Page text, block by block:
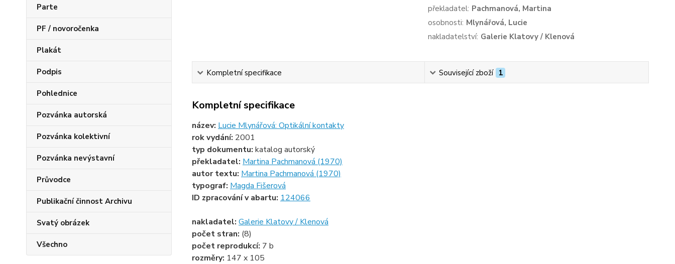
Parte
PF / novoročenka
Plakát
Podpis
Pohlednice
Pozvánka autorská
Pozvánka kolektivní
Pozvánka nevýstavní
Průvodce
Publikační činnost Archivu
Svatý obrázek
Všechno
překladatel: Pachmanová, Martina
osobnosti: Mlynářová, Lucie
nakladatelství: Galerie Klatovy / Klenová
Kompletní specifikace Související zboží 1
Kompletní specifikace
název: Lucie Mlynářová: Optikální kontakty
rok vydání: 2001
typ dokumentu: katalog autorský
překladatel: Martina Pachmanová (1970)
autor textu: Martina Pachmanová (1970)
typograf: Magda Fišerová
ID zpracování v abartu: 124066
nakladatel: Galerie Klatovy / Klenová
počet stran: (8)
počet reprodukcí: 7 b
rozměry: 147 x 105